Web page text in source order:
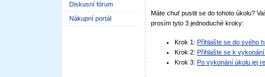
Diskusní fórum
Nákupní portál
Máte chuť pustit se do tohoto úkolu?
prosím tyto 3 jednoduché kroky:
Krok 1: Přihlašte se do svého
Krok 2: Přihlašte se k
Krok 3: Po vykonání úkolu jej